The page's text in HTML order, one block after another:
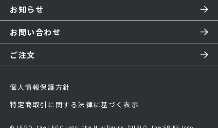
お知らせ
お問い合わせ
ご注文
個人情報保護方針
特定商取引に関する法律に基づく表示